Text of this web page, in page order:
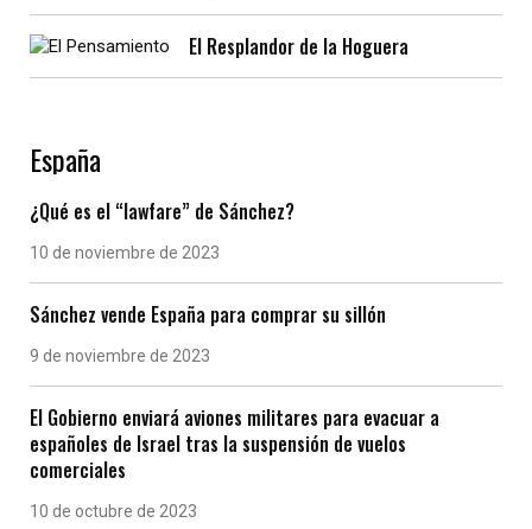
El Resplandor de la Hoguera
España
¿Qué es el “lawfare” de Sánchez?
10 de noviembre de 2023
Sánchez vende España para comprar su sillón
9 de noviembre de 2023
El Gobierno enviará aviones militares para evacuar a
españoles de Israel tras la suspensión de vuelos
comerciales
10 de octubre de 2023